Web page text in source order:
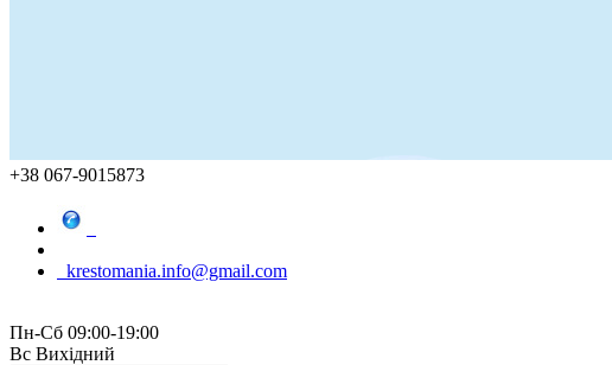
+38 067-9015873
krestomania.info@gmail.com
Пн-Сб 09:00-19:00
Вс Вихідний